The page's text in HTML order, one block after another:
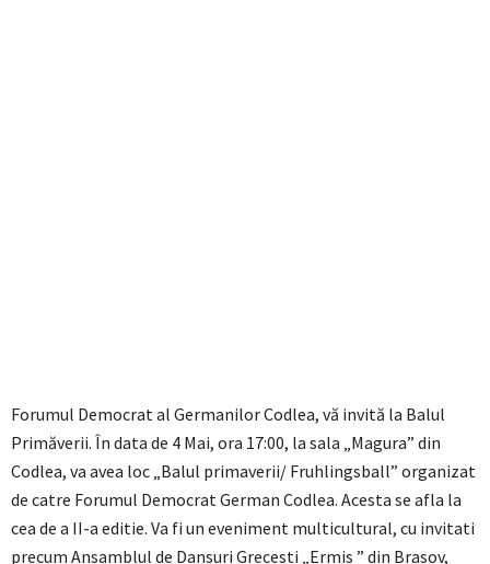
Forumul Democrat al Germanilor Codlea, vă invită la Balul
Primăverii. În data de 4 Mai, ora 17:00, la sala „Magura” din
Codlea, va avea loc „Balul primaverii/ Fruhlingsball” organizat
de catre Forumul Democrat German Codlea. Acesta se afla la
cea de a II-a editie. Va fi un eveniment multicultural, cu invitati
precum Ansamblul de Dansuri Grecesti „Ermis ” din Brasov,